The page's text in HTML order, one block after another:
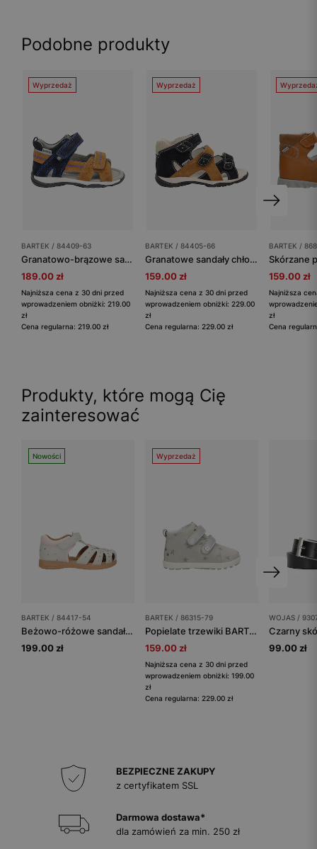
Podobne produkty
Wyprzedaż
BARTEK / 84409-63
Granatowo-brązowe sandały dla chłopca BARTEK 84409-63
189.00 zł
Najniższa cena z 30 dni przed
wprowadzeniem obniżki: 219.00
zł
Cena regularna: 219.00 zł
Wyprzedaż
BARTEK / 84405-66
Granatowe sandały chłopięce z brązową wstawką BARTEK 84405-66
159.00 zł
Najniższa cena z 30 dni przed
wprowadzeniem obniżki: 229.00
zł
Cena regularna: 229.00 zł
BARTEK /
159.00 zł
Najniższa
zł
Cena
Produkty, które mogą Cię
zainteresować
Nowości
BARTEK / 84417-54
Beżowo-różowe sandały dziewczęce z motywem kwiatowym BARTEK 84417-54
199.00 zł
Wyprzedaż
BARTEK / 86315-79
Popielate trzewiki BARTEK 86315-79 ze srebrnymi gwiazdkami
159.00 zł
Najniższa cena z 30 dni przed
wprowadzeniem obniżki: 199.00
zł
Cena regularna: 229.00 zł
WOJAS /
99.00 zł
BEZPIECZNE ZAKUPY
z certyfikatem SSL
Darmowa dostawa*
dla zamówień za min. 250 zł